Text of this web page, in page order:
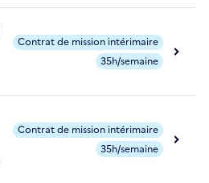
Contrat de mission intérimaire
35h/semaine
Contrat de mission intérimaire
35h/semaine